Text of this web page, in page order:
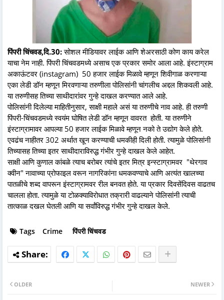
पिंपरी चिंचवड,दि.30:सोशल मीडियावर लाईक आणि शेअरसाठी कोण काय करेल
याचा नेम नाही. पिंपरी चिंचवडमध्ये असाच एक प्रकार समोर आला आहे. इंस्टाग्राम
अकाऊंटवर (instagram) 50 हजार लाईक मिळावे म्हणून शिवीगाळ करणाऱ्या
एका लेडी डॉन म्हणून मिरवणाऱ्या तरुणीला पोलिसांनी चांगलीच अद्दल शिकवली आहे.
या तरुणीसह तिच्या साथीदारांवर गुन्हे दाखल करण्यात आले आहे.
पोलिसांनी दिलेल्या माहितीनुसार, साक्षी महाले असं या तरुणीचे नाव आहे. ही तरुणी
पिंपरी-चिंचवडमध्ये स्वयंम घोषित लेडी डॉन म्हणून वावरत होती. या तरुणीने
इंस्टाग्रामावर आपल्या 50 हजार लाईक मिळावे म्हणून नको ते उद्योग केले होते.
एवढंच नाहीतर 302 अर्थात खून करण्याची धमकीही दिली होती. त्यामुळे पोलिसांनी
तिच्यासह तिच्या इतर साथीदाराविरुद्ध गंभीर गुन्हे दाखल केले आहेत.
साक्षी आणि कुणाल कांबळे त्याच बरोबर त्यांचे इतर मित्र इन्स्टाग्रामवर "थेरगाव
क्वीन" नावाच्या प्रोफाइल वरून नागरिकांना धमकवण्याचे आणि अत्यंत खालच्या
पातळीचे शब्द वापरून इंस्टाग्रामवर रील बनवत होते. या प्रकार दिवसेंदिवस वाढतच
चालला होता. त्यामुळे या टोळक्याविरोधात तक्रारी वाढल्याने पोलिसांनी त्याची
तात्काळ दखल घेतली आणि या सर्वांविरुद्ध गंभीर गुन्हे दाखल केले.
Tags Crime पिंपरी चिंचवड
NEWER
OLDER